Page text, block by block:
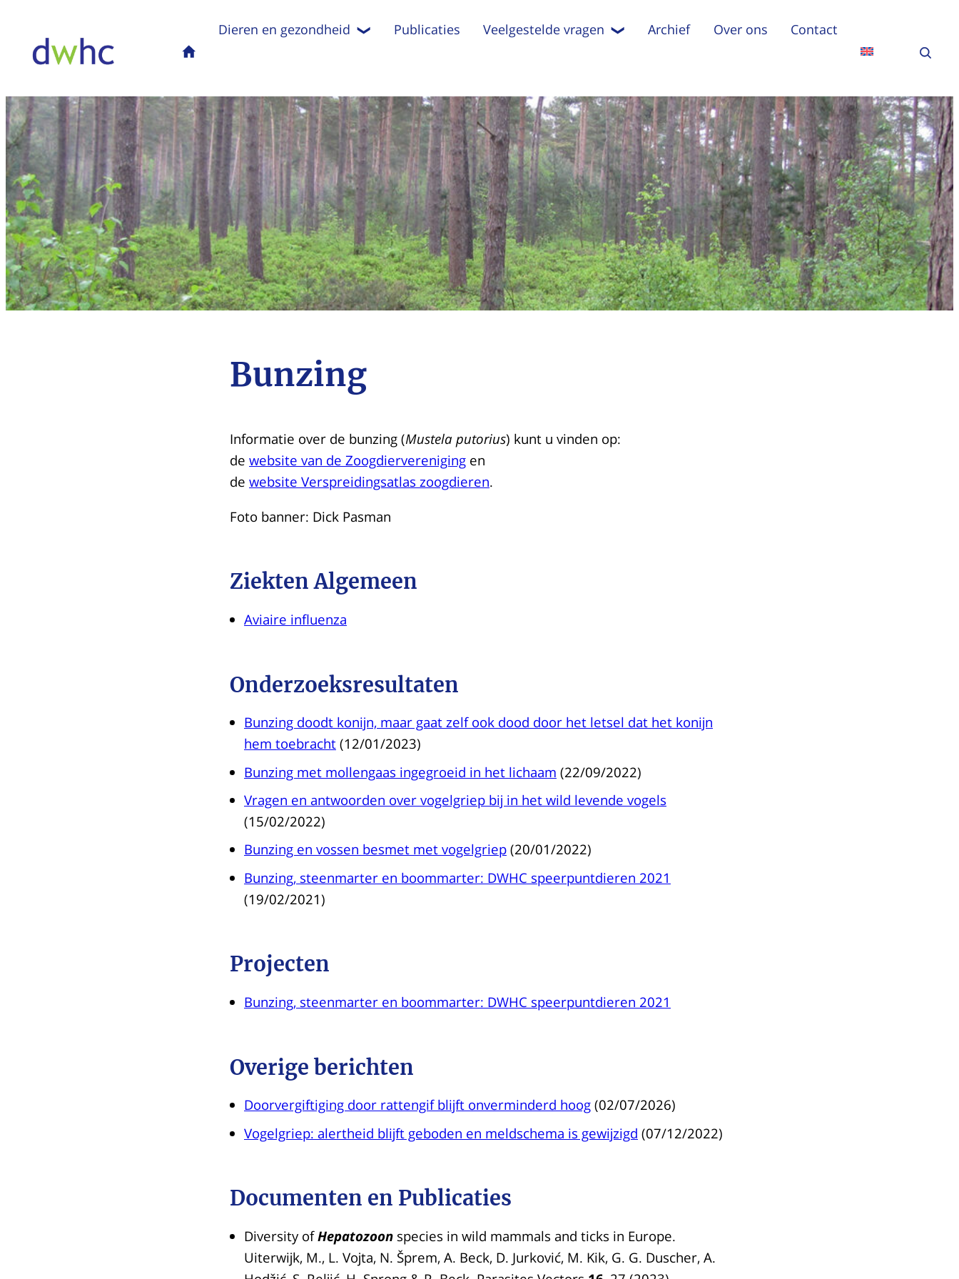
Dieren en gezondheid Publicaties Veelgestelde vragen Archief Over ons Contact
Bunzing
Informatie over de bunzing (Mustela putorius) kunt u vinden op:
de website van de Zoogdiervereniging en
de website Verspreidingsatlas zoogdieren.
Foto banner: Dick Pasman
Ziekten Algemeen
Aviaire influenza
Onderzoeksresultaten
Bunzing doodt konijn, maar gaat zelf ook dood door het letsel dat het konijn
hem toebracht (12/01/2023)
Bunzing met mollengaas ingegroeid in het lichaam (22/09/2022)
Vragen en antwoorden over vogelgriep bij in het wild levende vogels
(15/02/2022)
Bunzing en vossen besmet met vogelgriep (20/01/2022)
Bunzing, steenmarter en boommarter: DWHC speerpuntdieren 2021
(19/02/2021)
Projecten
Bunzing, steenmarter en boommarter: DWHC speerpuntdieren 2021
Overige berichten
Doorvergiftiging door rattengif blijft onverminderd hoog (02/07/2026)
Vogelgriep: alertheid blijft geboden en meldschema is gewijzigd (07/12/2022)
Documenten en Publicaties
Diversity ofHepatozoon species in wild mammals and ticks in Europe.
Uiterwijk, M., L. Vojta, N. Šprem, A. Beck, D. Jurković, M. Kik, G. G. Duscher, A.